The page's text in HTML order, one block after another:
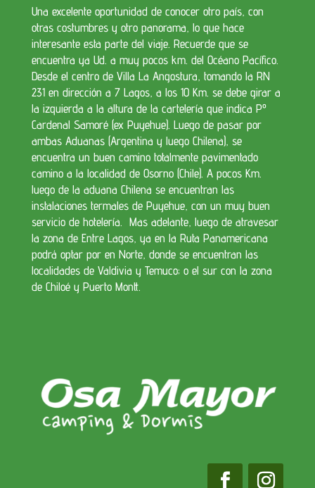
Una excelente oportunidad de conocer otro país, con
otras costumbres y otro panorama, lo que hace
interesante esta parte del viaje. Recuerde que se
encuentra ya Ud. a muy pocos km. del Océano Pacífico.
Desde el centro de Villa La Angostura, tomando la RN
231 en dirección a 7 Lagos, a los 10 Km. se debe girar a
la izquierda a la altura de la cartelería que indica Pº
Cardenal Samoré (ex Puyehue). Luego de pasar por
ambas Aduanas (Argentina y luego Chilena), se
encuentra un buen camino totalmente pavimentado
camino a la localidad de Osorno (Chile). A pocos Km.
luego de la aduana Chilena se encuentran las
instalaciones termales de Puyehue, con un muy buen
servicio de hotelería. Mas adelante, luego de atravesar
la zona de Entre Lagos, ya en la Ruta Panamericana
podrá optar por en Norte, donde se encuentran las
localidades de Valdivia y Temuco; o el sur con la zona
de Chiloé y Puerto Montt.